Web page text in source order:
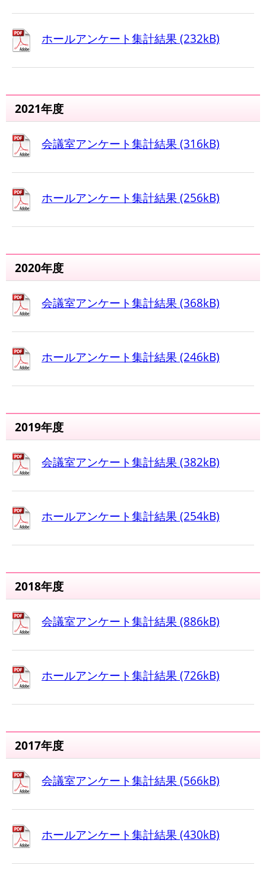
ホールアンケート集計結果 (232kB)
2021年度
会議室アンケート集計結果 (316kB)
ホールアンケート集計結果 (256kB)
2020年度
会議室アンケート集計結果 (368kB)
ホールアンケート集計結果 (246kB)
2019年度
会議室アンケート集計結果 (382kB)
ホールアンケート集計結果 (254kB)
2018年度
会議室アンケート集計結果 (886kB)
ホールアンケート集計結果 (726kB)
2017年度
会議室アンケート集計結果 (566kB)
ホールアンケート集計結果 (430kB)